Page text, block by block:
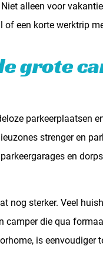
alleen voor
of een korte werktrip
grote
parkeerplaatsen
strenger en
en
nog sterker. Veel
camper die qua
is eenvoudiger